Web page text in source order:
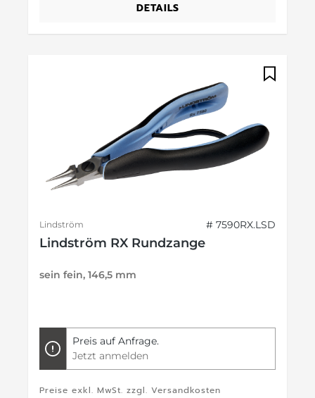
DETAILS
Lindström # 7590RX.LSD
Lindström RX Rundzange
sein fein, 146,5 mm
Preis auf Anfrage.
Jetzt anmelden
Preise exkl. MwSt. zzgl. Versandkosten